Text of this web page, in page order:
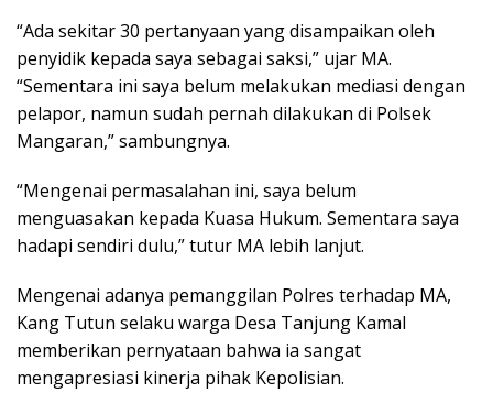
“Ada sekitar 30 pertanyaan yang disampaikan oleh
penyidik kepada saya sebagai saksi,” ujar MA.
“Sementara ini saya belum melakukan mediasi dengan
pelapor, namun sudah pernah dilakukan di Polsek
Mangaran,” sambungnya.
“Mengenai permasalahan ini, saya belum
menguasakan kepada Kuasa Hukum. Sementara saya
hadapi sendiri dulu,” tutur MA lebih lanjut.
Mengenai adanya pemanggilan Polres terhadap MA,
Kang Tutun selaku warga Desa Tanjung Kamal
memberikan pernyataan bahwa ia sangat
mengapresiasi kinerja pihak Kepolisian.